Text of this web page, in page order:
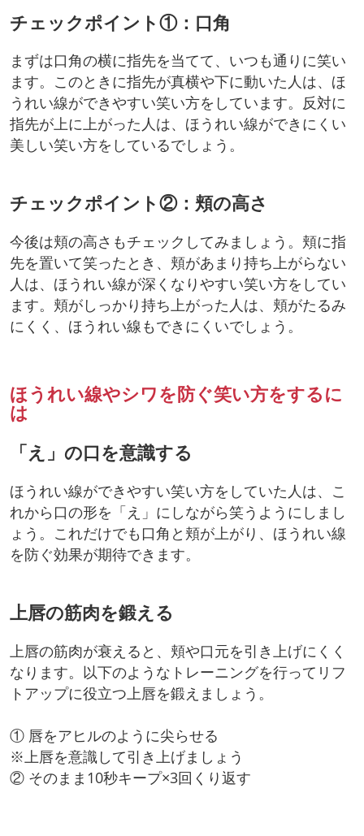
チェックポイント①：口角
まずは口角の横に指先を当てて、いつも通りに笑い
ます。このときに指先が真横や下に動いた人は、ほ
うれい線ができやすい笑い方をしています。反対に
指先が上に上がった人は、ほうれい線ができにくい
美しい笑い方をしているでしょう。
チェックポイント②：頬の高さ
今後は頬の高さもチェックしてみましょう。頬に指
先を置いて笑ったとき、頬があまり持ち上がらない
人は、ほうれい線が深くなりやすい笑い方をしてい
ます。頬がしっかり持ち上がった人は、頬がたるみ
にくく、ほうれい線もできにくいでしょう。
ほうれい線やシワを防ぐ笑い方をするに
は
「え」の口を意識する
ほうれい線ができやすい笑い方をしていた人は、こ
れから口の形を「え」にしながら笑うようにしまし
ょう。これだけでも口角と頬が上がり、ほうれい線
を防ぐ効果が期待できます。
上唇の筋肉を鍛える
上唇の筋肉が衰えると、頬や口元を引き上げにくく
なります。以下のようなトレーニングを行ってリフ
トアップに役立つ上唇を鍛えましょう。
① 唇をアヒルのように尖らせる
※上唇を意識して引き上げましょう
② そのまま10秒キープ×3回くり返す